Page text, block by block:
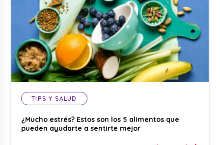
TIPS Y SALUD
¿Mucho estrés? Estos son los 5 alimentos que
pueden ayudarte a sentirte mejor